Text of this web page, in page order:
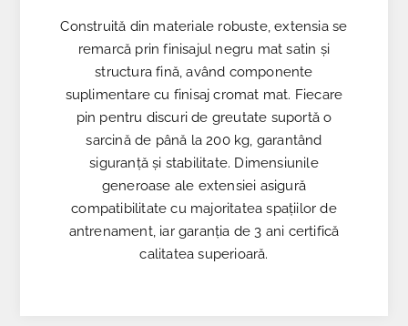
Construită din materiale robuste, extensia se
remarcă prin finisajul negru mat satin și
structura fină, având componente
suplimentare cu finisaj cromat mat. Fiecare
pin pentru discuri de greutate suportă o
sarcină de până la 200 kg, garantând
siguranță și stabilitate. Dimensiunile
generoase ale extensiei asigură
compatibilitate cu majoritatea spațiilor de
antrenament, iar garanția de 3 ani certifică
calitatea superioară.